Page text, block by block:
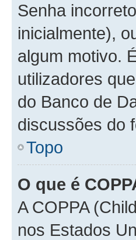
Senha
inicialmente),
algum motivo.
utilizadores
do Banco de
discussões do
Topo
O que é
A COPPA
nos Estados